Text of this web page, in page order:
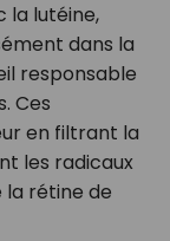
la lutéine,
dans la
responsable
Ces
en filtrant la
les radicaux
la rétine de